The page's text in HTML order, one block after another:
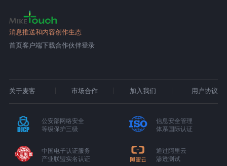
消息推送和内容创作生态
首页客户端下载合作伙伴登录
关于麦客 市场合作 加入我们 用户协议
公安部网络安全
等级保护三级
信息安全管理
体系国际认证
中国电子认证服务
产业联盟实名认证
通过阿里云
渗透测试